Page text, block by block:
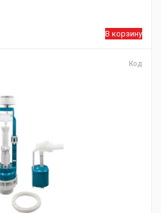
В корзину
Код